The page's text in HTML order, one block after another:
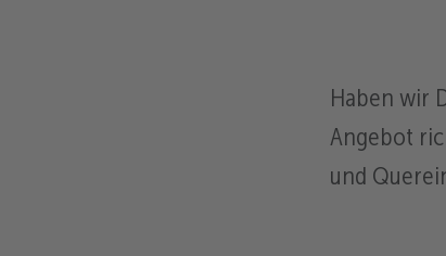
Haben wir
Angebot
und